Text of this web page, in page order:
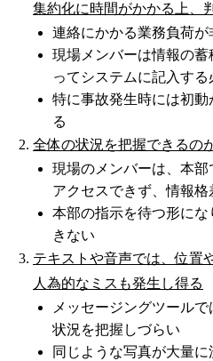
集約化に時間がかかる上、
連絡にかかる業務負荷が
現場メンバーは情報の
ってシステムに記入する
特に事故発生時には初
る
全体の状況を把握できるの
現場のメンバーは、本
アクセスできず、情報格
本部の指示を待つ形に
きない
テキストや音声では、位置
人為的なミスも発生し得る
メッセージングツールで
状況を把握しづらい
同じような写真が大量